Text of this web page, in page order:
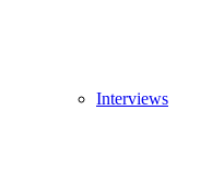
Interviews